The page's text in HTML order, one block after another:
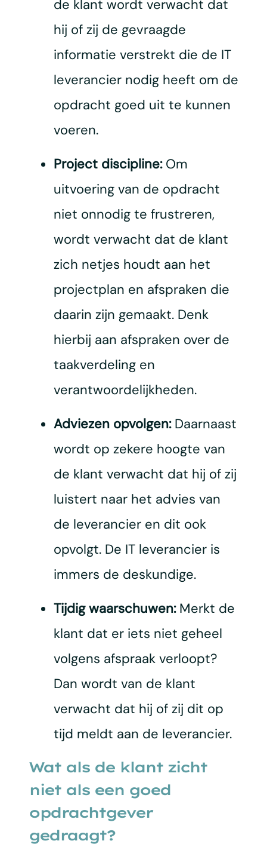
de klant wordt verwacht dat
hij of zij de gevraagde
informatie verstrekt die de IT
leverancier nodig heeft om de
opdracht goed uit te kunnen
voeren.
Project discipline:Om
uitvoering van de opdracht
niet onnodig te frustreren,
wordt verwacht dat de klant
zich netjes houdt aan het
projectplan en afspraken die
daarin zijn gemaakt. Denk
hierbij aan afspraken over de
taakverdeling en
verantwoordelijkheden.
Adviezen opvolgen:Daarnaast
wordt op zekere hoogte van
de klant verwacht dat hij of zij
luistert naar het advies van
de leverancier en dit ook
opvolgt. De IT leverancier is
immers de deskundige.
Tijdig waarschuwen:Merkt de
klant dat er iets niet geheel
volgens afspraak verloopt?
Dan wordt van de klant
verwacht dat hij of zij dit op
tijd meldt aan de leverancier.
Wat als de klant zicht
niet als een goed
opdrachtgever
gedraagt?